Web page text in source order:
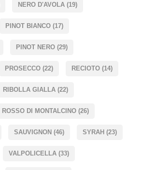
NERO D'AVOLA (19)
PINOT BIANCO (17)
PINOT NERO (29)
PROSECCO (22) RECIOTO (14)
RIBOLLA GIALLA (22)
ROSSO DI MONTALCINO (26)
SAUVIGNON (46) SYRAH (23)
VALPOLICELLA (33)